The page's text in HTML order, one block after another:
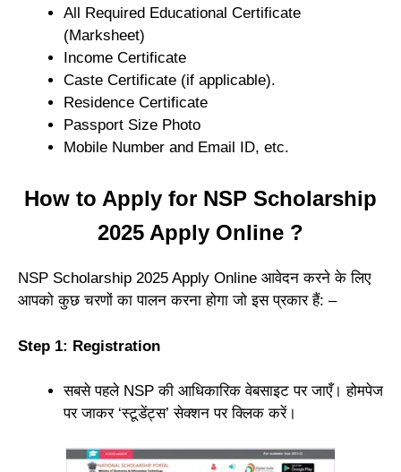
All Required Educational Certificate
(Marksheet)
Income Certificate
Caste Certificate (if applicable).
Residence Certificate
Passport Size Photo
Mobile Number and Email ID, etc.
How to Apply for NSP Scholarship
2025 Apply Online ?
NSP Scholarship 2025 Apply Online आवेदन करने के लिए
आपको कुछ चरणों का पालन करना होगा जो इस प्रकार हैं: –
Step 1: Registration
सबसे पहले NSP की आधिकारिक वेबसाइट पर जाएँ। होमपेज
पर जाकर ‘स्टूडेंट्स’ सेक्शन पर क्लिक करें।